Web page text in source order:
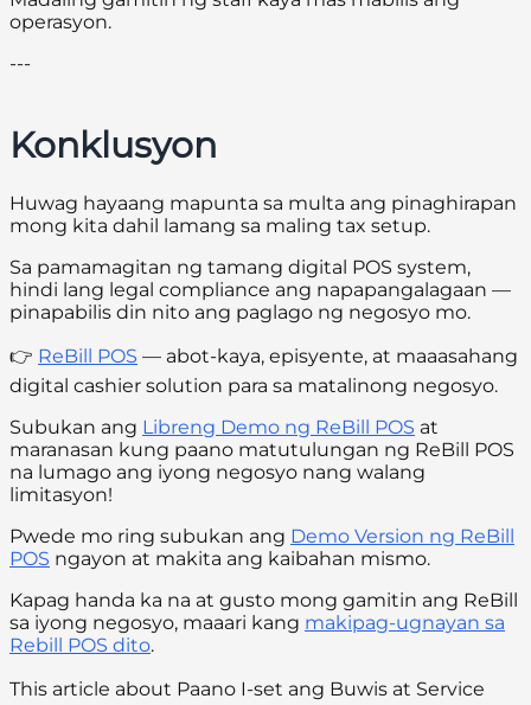
operasyon.
---
Konklusyon
Huwag hayaang mapunta sa multa ang pinaghirapan
mong kita dahil lamang sa maling tax setup.
Sa pamamagitan ng tamang digital POS system,
hindi lang legal compliance ang napapangalagaan —
pinapabilis din nito ang paglago ng negosyo mo.
👉 ReBill POS — abot-kaya, episyente, at maaasahang
digital cashier solution para sa matalinong negosyo.
Subukan ang Libreng Demo ng ReBill POS at
maranasan kung paano matutulungan ng ReBill POS
na lumago ang iyong negosyo nang walang
limitasyon!
Pwede mo ring subukan ang Demo Version ng ReBill
POS ngayon at makita ang kaibahan mismo.
Kapag handa ka na at gusto mong gamitin ang ReBill
sa iyong negosyo, maaari kang makipag-ugnayan sa
Rebill POS dito.
This article about Paano I-set ang Buwis at Service